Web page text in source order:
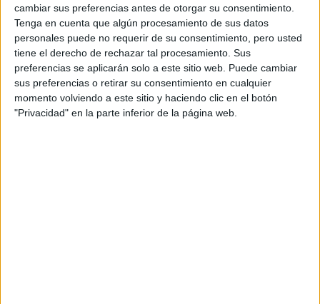
cambiar sus preferencias antes de otorgar su consentimiento.
Tenga en cuenta que algún procesamiento de sus datos
personales puede no requerir de su consentimiento, pero usted
tiene el derecho de rechazar tal procesamiento. Sus
preferencias se aplicarán solo a este sitio web. Puede cambiar
sus preferencias o retirar su consentimiento en cualquier
momento volviendo a este sitio y haciendo clic en el botón
"Privacidad" en la parte inferior de la página web.
POR QUÉ LOS LUNES
SON TAN DIFÍCILES Y
CÓMO ENCARARLOS
DE MEJOR HUMOR,
SEGÚN UN EXPERTO
DE HARVARD